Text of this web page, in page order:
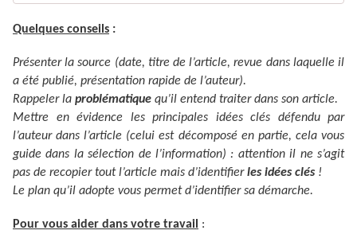
Quelques conseils :
Présenter la source (date, titre de l’article, revue dans laquelle il
a été publié, présentation rapide de l’auteur).
Rappeler la problématique qu’il entend traiter dans son article.
Mettre en évidence les principales idées clés défendu par
l’auteur dans l’article (celui est décomposé en partie, cela vous
guide dans la sélection de l’information) : attention il ne s’agit
pas de recopier tout l’article mais d’identifierles idées clés !
Le plan qu’il adopte vous permet d’identifier sa démarche.
Pour vous aider dans votre travail :